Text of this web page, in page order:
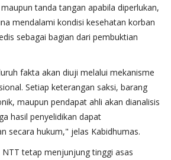
tanda tangan apabila diperlukan,
mendalami kondisi kesehatan korban
sebagai bagian dari pembuktian
fakta akan diuji melalui mekanisme
Setiap keterangan saksi, barang
maupun pendapat ahli akan dianalisis
hasil penyelidikan dapat
secara hukum," jelas Kabidhumas.
tetap menjunjung tinggi asas